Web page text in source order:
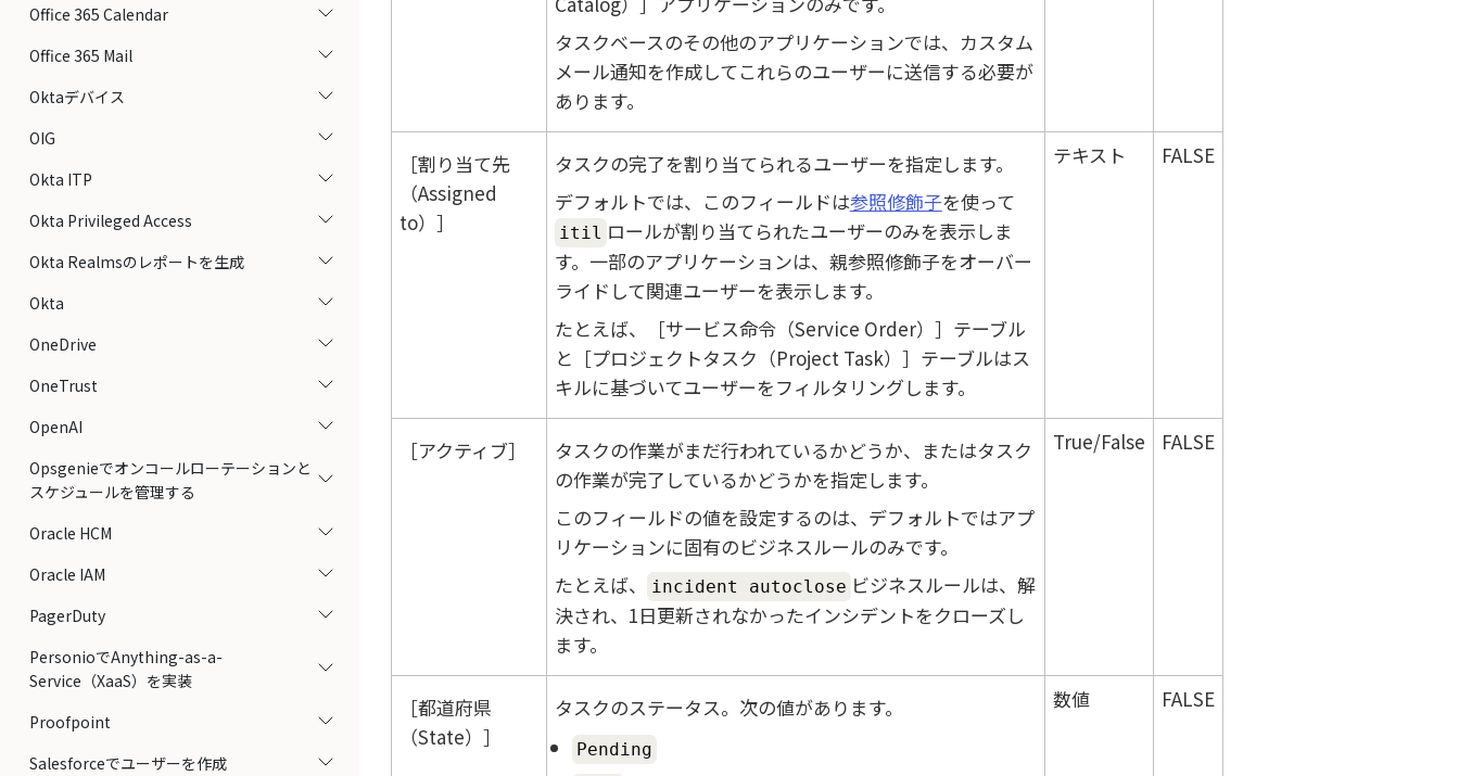
Office 365 Calendar
Office 365 Mail
Oktaデバイス
OIG
Okta ITP
Okta Privileged Access
Okta Realmsのレポートを生成
Okta
OneDrive
OneTrust
OpenAI
Opsgenieでオンコールローテーションと
スケジュールを管理する
Oracle HCM
Oracle IAM
PagerDuty
PersonioでAnything-as-a-
Service（XaaS）を実装
Proofpoint
Salesforceでユーザーを作成
タスクベースのその他のアプリケーションでは、カスタム
メール通知を作成してこれらのユーザーに送信する必要が
あります。
割り当て先
（Assigned
to）
タスクの完了を割り当てられるユーザーを指定します。
デフォルトでは、このフィールドは参照修飾子を使って
itil ロールが割り当てられたユーザーのみを表示しま
す。一部のアプリケーションは、親参照修飾子をオーバー
ライドして関連ユーザーを表示します。
たとえば、
サービス命令（Service Order）
テーブル
と
プロジェクトタスク（Project Task）
テーブルはス
キルに基づいてユーザーをフィルタリングします。
テキスト FALSE
アクティブ
タスクの作業がまだ行われているかどうか、またはタスク
の作業が完了しているかどうかを指定します。
このフィールドの値を設定するのは、デフォルトではアプ
リケーションに固有のビジネスルールのみです。
たとえば、
incident autoclose ビジネスルールは、解
決され、1日更新されなかったインシデントをクローズし
ます。
True/False FALSE
都道府県
（State）
タスクのステータス。次の値があります。
Pending
数値 FALSE